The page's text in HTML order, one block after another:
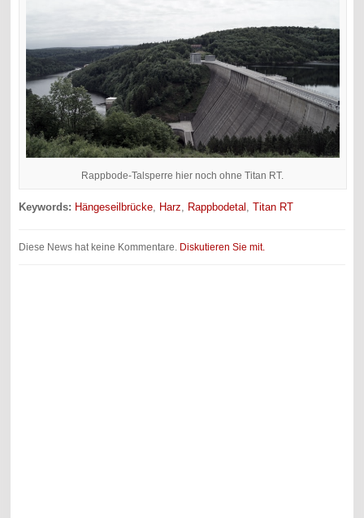
Rappbode-Talsperre hier noch ohne Titan RT.
Keywords: Hängeseilbrücke Harz Rappbodetal ,Titan RT
Diese News hat keine Kommentare. Diskutieren Sie mit.